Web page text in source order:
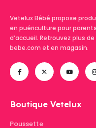
Vetelux Bébé propose
en puériculture pour
d’accueil. Retrouvez plus
bebe.com et en magasin.
Boutique Vetelux
Poussette